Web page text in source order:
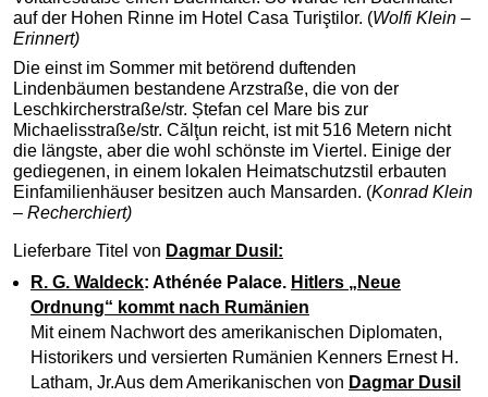
auf der Hohen Rinne im Hotel Casa Turiştilor. (Wolfi Klein –
Erinnert)
Die einst im Sommer mit betörend duftenden
Lindenbäumen bestandene Arzstraße, die von der
Leschkircherstraße/str. Ștefan cel Mare bis zur
Michaelisstraße/str. Călţun reicht, ist mit 516 Metern nicht
die längste, aber die wohl schönste im Viertel. Einige der
gediegenen, in einem lokalen Heimatschutzstil erbauten
Einfamilienhäuser besitzen auch Mansarden. (Konrad Klein
– Recherchiert)
Lieferbare Titel von Dagmar Dusil:
R. G. Waldeck: Athénée Palace. Hitlers „Neue
Ordnung“ kommt nach Rumänien
Mit einem Nachwort des amerikanischen Diplomaten,
Historikers und versierten Rumänien Kenners Ernest H.
Latham, Jr.Aus dem Amerikanischen von Dagmar Dusil